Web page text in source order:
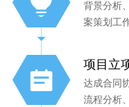
背景分析
案策划工
项目立
达成合同
流程分析